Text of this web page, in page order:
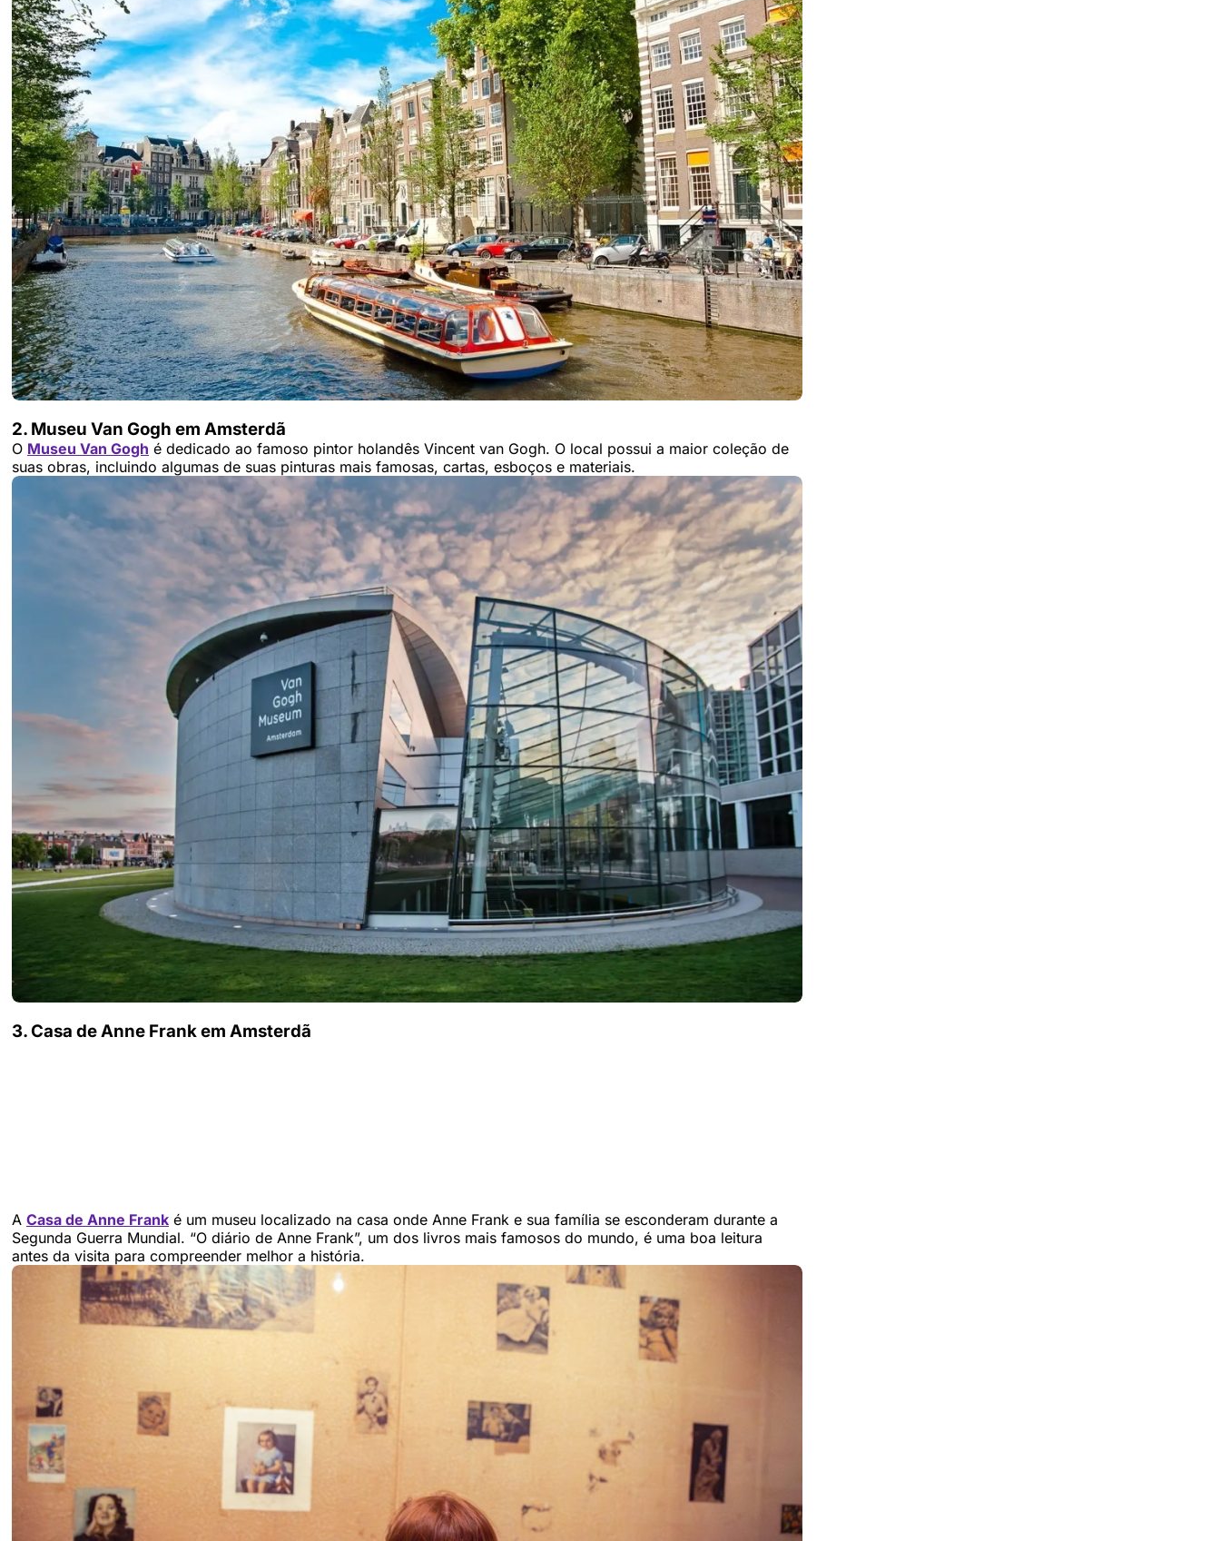
2. Museu Van Gogh em Amsterdã
O Museu Van Gogh é dedicado ao famoso pintor holandês Vincent van Gogh. O local possui a maior coleção de
suas obras, incluindo algumas de suas pinturas mais famosas, cartas, esboços e materiais.
3. Casa de Anne Frank em Amsterdã
A Casa de Anne Frank é um museu localizado na casa onde Anne Frank e sua família se esconderam durante a
Segunda Guerra Mundial. “O diário de Anne Frank”, um dos livros mais famosos do mundo, é uma boa leitura
antes da visita para compreender melhor a história.